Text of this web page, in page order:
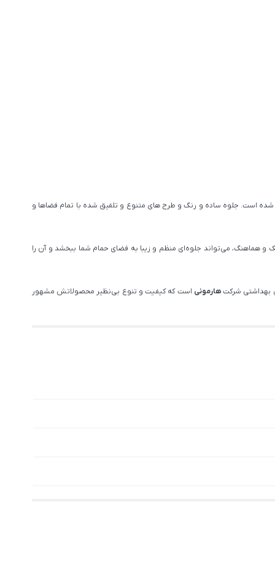
است. جلوه ساده و رنگ و طرح های متنوع و تلفیق شده با تمام فضاها و
و هماهنگ، می‌تواند جلوه‌ای منظم و زیبا به فضای حمام شما ببخشد و آن را
بهداشتی شرکتهارمونی است که کیفیت و تنوع بی‌نظیر محصولاتش مشهور